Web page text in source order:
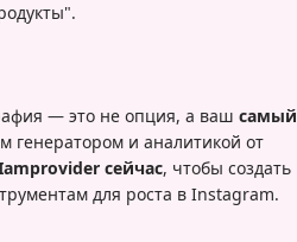
— это не опция, а ваш самый
генератором и аналитикой от
сейчас, чтобы создать
для роста в Instagram.